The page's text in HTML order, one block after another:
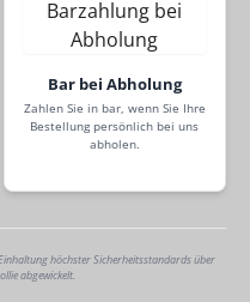
Bar bei Abholung
Zahlen Sie in bar, wenn Sie Ihre
Bestellung persönlich bei uns
abholen.
höchster Sicherheitsstandards über
abgewickelt.